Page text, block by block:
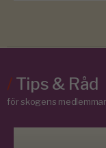
/Tips & Råd
för skogens medlemmar